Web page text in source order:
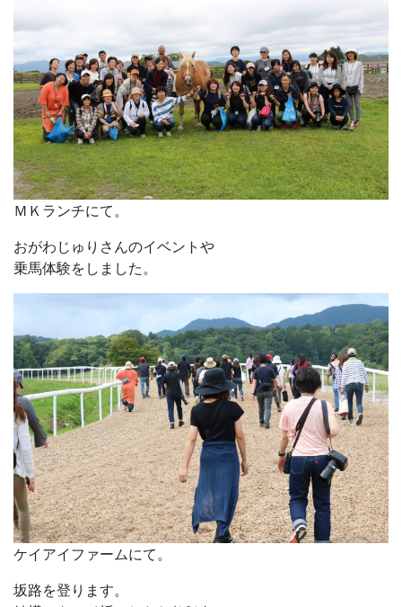
ＭＫランチにて。
おがわじゅりさんのイベントや
乗馬体験をしました。
ケイアイファームにて。
坂路を登ります。